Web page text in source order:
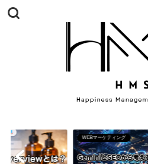
WEBマーケティング